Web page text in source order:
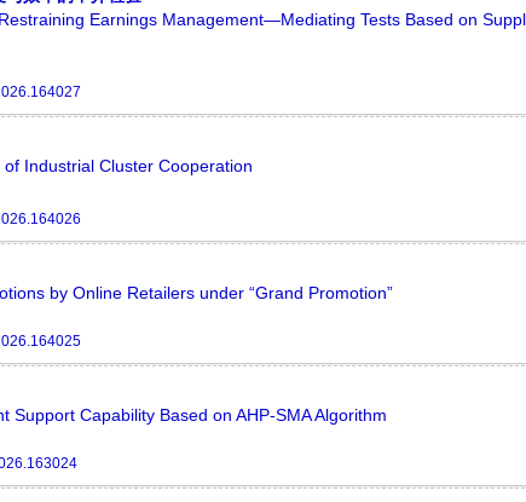
Earnings Management—Mediating Tests Based on
Industrial Cluster Cooperation
by Online Retailers under “Grand Promotion”
Capability Based on AHP-SMA Algorithm